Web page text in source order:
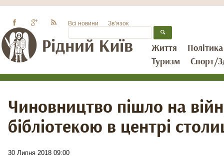
Життя
Політика
Туризм
Спорт/
Всі новини Зв’язок
Чиновництво пішло на
бібліотекою в центрі
30 Липня 2018 09:00